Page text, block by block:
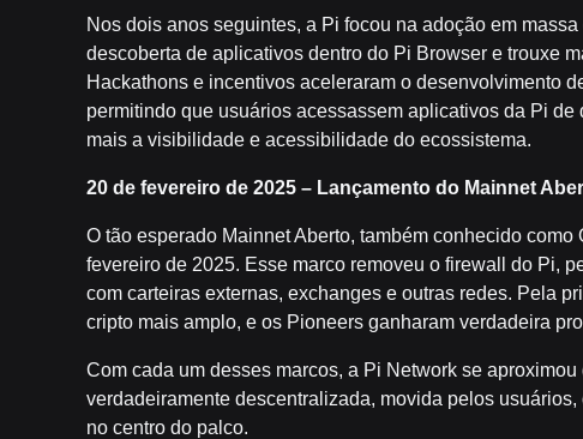
Nos dois anos seguintes, a Pi focou na adoção em
descoberta de aplicativos dentro do Pi Browser e trouxe
Hackathons e incentivos aceleraram o desenvolvimento
permitindo que usuários acessassem aplicativos da Pi
mais a visibilidade e acessibilidade do ecossistema.
20 de fevereiro de 2025 – Lançamento do Mainnet
O tão esperado Mainnet Aberto, também conhecido
fevereiro de 2025. Esse marco removeu o firewall do Pi,
com carteiras externas, exchanges e outras redes. Pela
cripto mais amplo, e os Pioneers ganharam verdadeira
Com cada um desses marcos, a Pi Network se
verdadeiramente descentralizada, movida pelos
no centro do palco.